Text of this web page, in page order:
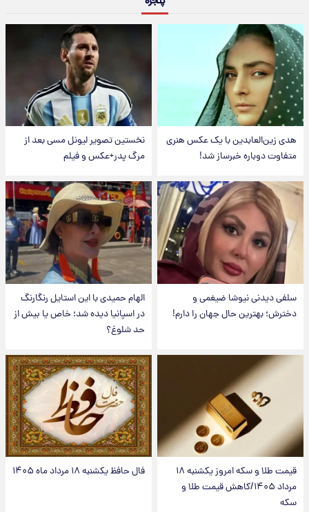
هدی زین‌العابدین با یک عکس هنری
متفاوت دوباره خبرساز شد!
نخستین تصویر لیونل مسی بعد از
مرگ پدر+عکس و فیلم
سلفی دیدنی نیوشا ضیغمی و
دخترش؛ بهترین حال جهان را دارم!
الهام حمیدی با این استایل رنگارنگ
در اسپانیا دیده شد؛ خاص یا بیش از
حد شلوغ؟
قیمت طلا و سکه امروز یکشنبه ۱۸
مرداد ۱۴۰۵/کاهش قیمت طلا و
سکه
فال حافظ یکشنبه ۱۸ مرداد ماه ۱۴۰۵